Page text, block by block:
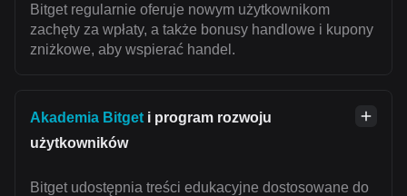
Bitget regularnie oferuje nowym użytkownikom
zachęty za wpłaty, a także bonusy handlowe i kupony
zniżkowe, aby wspierać handel.
Akademia Bitget i program rozwoju
użytkowników
Bitget udostępnia treści edukacyjne dostosowane do